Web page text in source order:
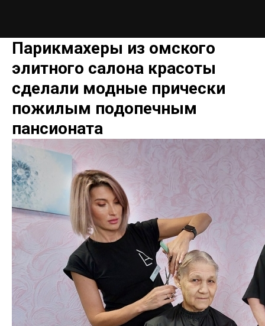
Парикмахеры из омского
элитного салона красоты
сделали модные прически
пожилым подопечным
пансионата